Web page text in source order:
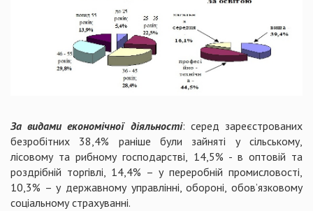
За видами економічної діяльності: серед зареєстрованих
безробітних 38,4% раніше були зайняті у сільському,
лісовому та рибному господарстві, 14,5% - в оптовій та
роздрібній торгівлі, 14,4% – у переробній промисловості,
10,3% – у державному управлінні, обороні, обов’язковому
соціальному страхуванні.